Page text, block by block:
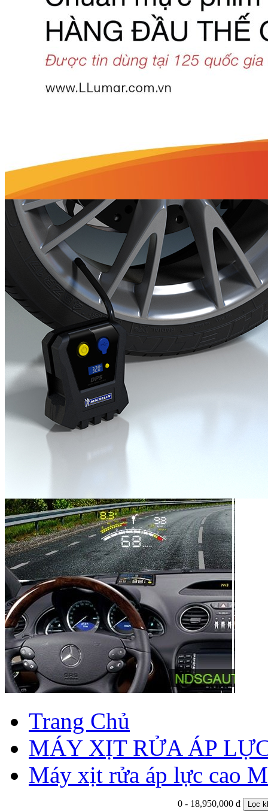
Trang Chủ
MÁY XỊT RỬA ÁP
Máy xịt rửa áp lực cao
0 - 18,950,000 đ Lọc